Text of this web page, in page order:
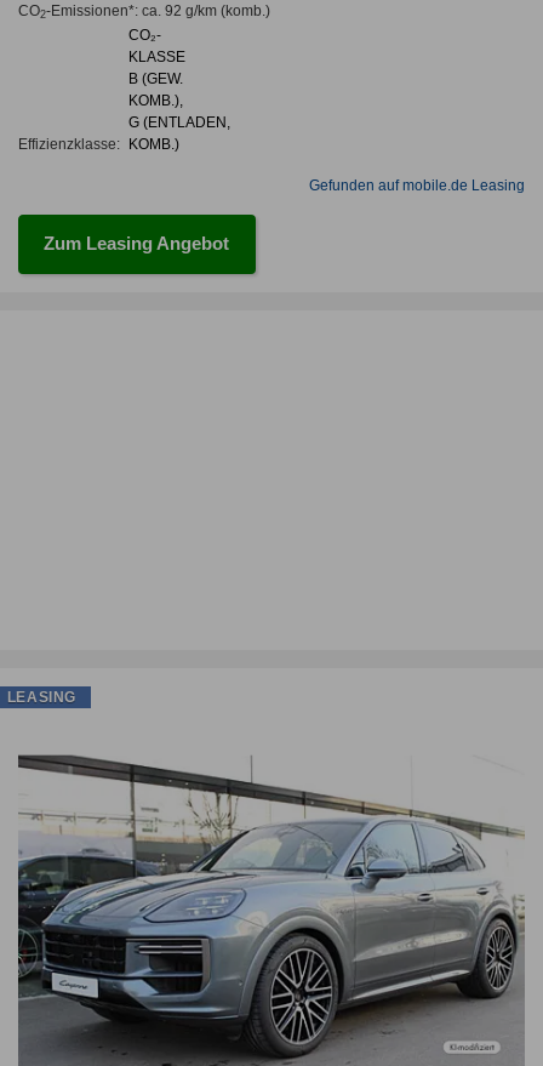
CO2-Emissionen*: ca. 92 g/km(komb.)
Effizienzklasse:
CO₂-
KLASSE
B (GEW.
KOMB.),
G (ENTLADEN,
KOMB.)
Gefunden auf mobile.de Leasing
Zum Leasing Angebot
LEASING